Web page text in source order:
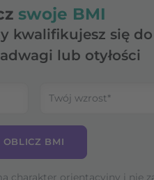
swoje BMI
kwalifikujesz się do
lub otyłości
OBLICZ BMI
charakter orientacyjny i nie